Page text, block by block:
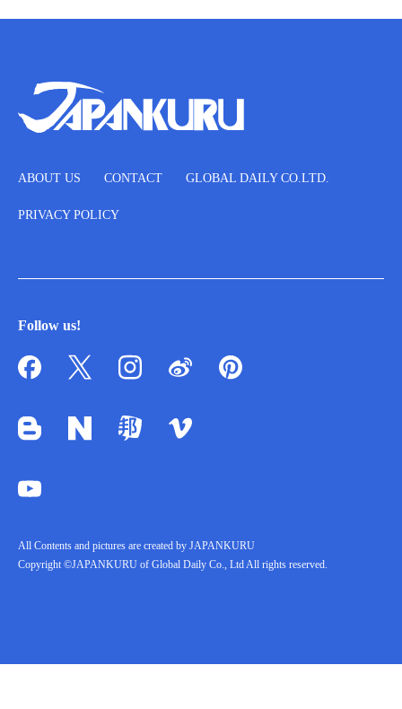
ABOUT US CONTACT GLOBAL DAILY CO.LTD.
PRIVACY POLICY
Follow us!
All Contents and pictures are created by JAPANKURU
Copyright ©JAPANKURU of Global Daily Co., Ltd All rights reserved.